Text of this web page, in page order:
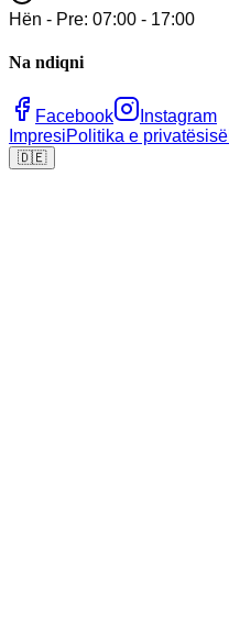
Hën - Pre: 07:00 - 17:00
Na ndiqni
Facebook
Instagram
ImpresiPolitika e privatësisë
🇩🇪